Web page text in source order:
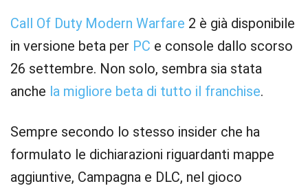
Call Of Duty Modern Warfare 2 è già disponibile
in versione beta per PC e console dallo scorso
26 settembre. Non solo, sembra sia stata
anche la migliore beta di tutto il franchise.
Sempre secondo lo stesso insider che ha
formulato le dichiarazioni riguardanti mappe
aggiuntive, Campagna e DLC, nel gioco